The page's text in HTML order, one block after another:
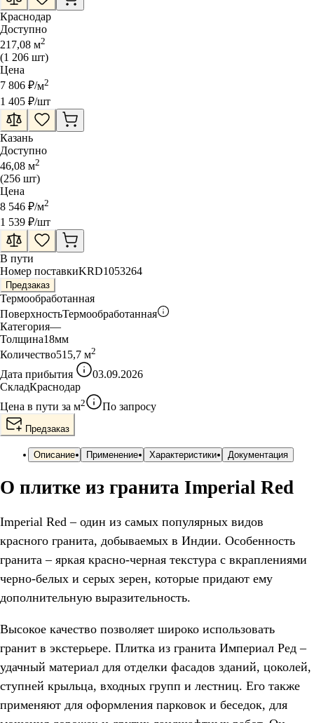
Краснодар
Доступно
217,08 м2
(1 206 шт)
Цена
7 806 ₽/м2
1 405 ₽/шт
Казань
Доступно
46,08 м2
(256 шт)
Цена
8 546 ₽/м2
1 539 ₽/шт
В пути
Номер поставкиKRD1053264
Предзаказ
Термообработанная
ПоверхностьТермообработанная
Категория—
Толщина18мм
Количество515,7 м2
Дата прибытия
03.09.2026
СкладКраснодар
Цена в пути за м2 По запросу
Предзаказ
Описание Применение Характеристики Документация
О плитке из гранита Imperial Red
Imperial Red – один из самых популярных видов
красного гранита, добываемых в Индии. Особенность
гранита – яркая красно-черная текстура с вкраплениями
черно-белых и серых зерен, которые придают ему
дополнительную выразительность.
Высокое качество позволяет широко использовать
гранит в экстерьере. Плитка из гранита Империал Ред –
удачный материал для отделки фасадов зданий, цоколей,
ступней крыльца, входных групп и лестниц. Его также
применяют для оформления парковок и беседок, для